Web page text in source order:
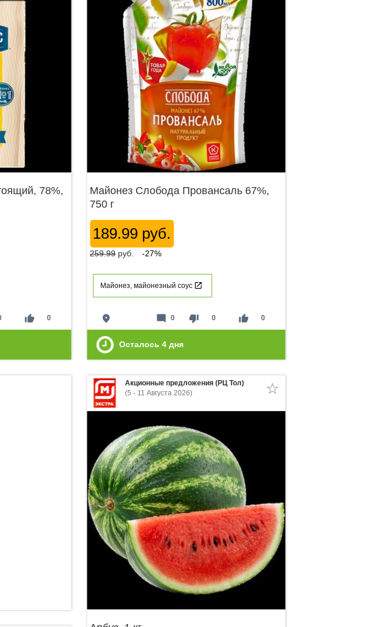
78%,
thumb_up 0
Майонез Слобода Провансаль 67%,
750 г
189.99 руб.
259.99 руб. -27%
Майонез, майонезный соус
place thumb_down 0 thumb_up 0
mode_comment 0
Осталось 4 дня
Акционные предложения (РЦ Тол)
(5 - 11 Августа 2026)